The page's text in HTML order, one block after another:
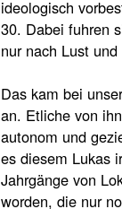
ideologisch
30. Dabei fuhren
nur nach Lust
Das kam bei
an. Etliche von
autonom und
es diesem Lukas
Jahrgänge von
worden, die nur